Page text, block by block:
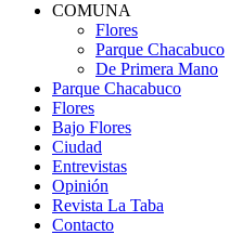
COMUNA
Flores
Parque Chacabuco
De Primera Mano
Parque Chacabuco
Flores
Bajo Flores
Ciudad
Entrevistas
Opinión
Revista La Taba
Contacto